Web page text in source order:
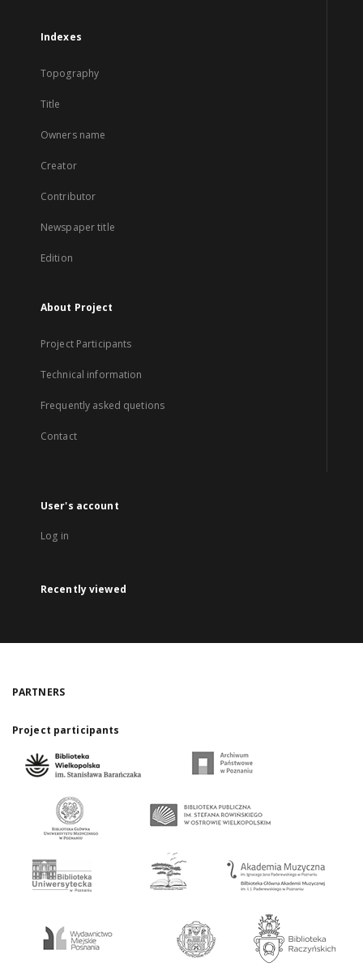
Indexes
Topography
Title
Owners name
Creator
Contributor
Newspaper title
Edition
About Project
Project Participants
Technical information
Frequently asked quetions
Contact
User's account
Log in
Recently viewed
PARTNERS
Project participants